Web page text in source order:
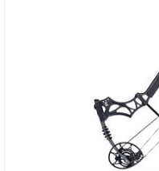
Назначение